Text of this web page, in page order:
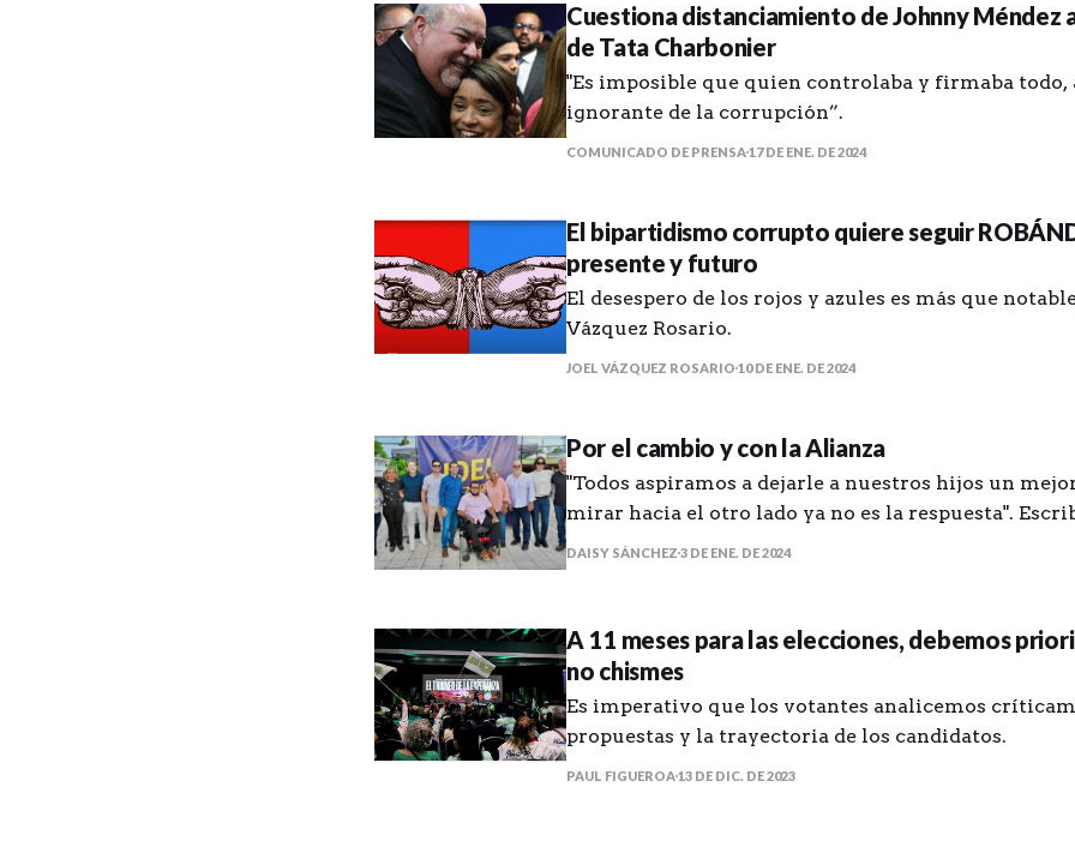
Cuestiona distanciamiento de Johnny Méndez
de Tata Charbonier
"Es imposible que quien controlaba y firmaba todo,
ignorante de la corrupción”.
COMUNICADO DE PRENSA17 DE ENE. DE 2024
El bipartidismo corrupto quiere seguir
presente y futuro
El desespero de los rojos y azules es más que
Vázquez Rosario.
JOEL VÁZQUEZ ROSARIO 10 DE ENE. DE 2024
Por el cambio y con la Alianza
"Todos aspiramos a dejarle a nuestros hijos un
mirar hacia el otro lado ya no es la respuesta".
sobre la Alianza de País.
DAISY SÁNCHEZ 3 DE ENE. DE 2024
A 11 meses para las elecciones, debemos
no chismes
Es imperativo que los votantes analicemos
propuestas y la trayectoria de los candidatos.
PAUL FIGUEROA13 DE DIC. DE 2023